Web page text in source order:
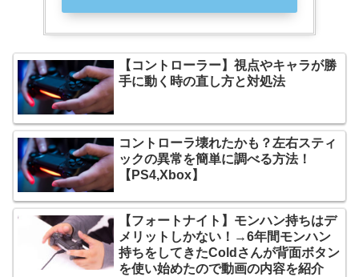
【コントローラー】視点やキャラが勝
手に動く時の直し方と対処法
コントローラ壊れたかも？左右スティ
ックの異常を簡単に調べる方法！
【PS4,Xbox】
【フォートナイト】モンハン持ちはデ
メリットしかない！→6年間モンハン
持ちをしてきたColdさんが背面ボタン
を使い始めたので動画の内容を紹介